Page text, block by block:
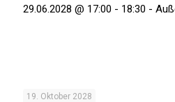
29.06.2028 @ 17:00 - 18:30 -
19. Oktober 2028